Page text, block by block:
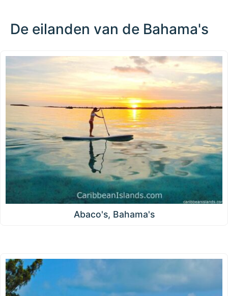
De eilanden van de Bahama's
Abaco's, Bahama's